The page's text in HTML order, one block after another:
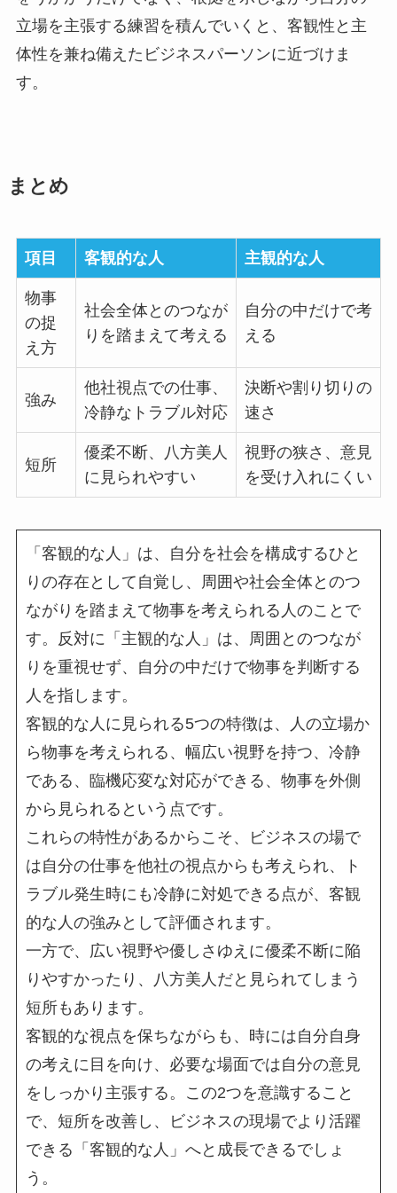
立場を主張する練習を積んでいくと、客観性と主
体性を兼ね備えたビジネスパーソンに近づけま
す。
まとめ
項目 客観的な人 主観的な人
物事
の捉
え方
社会全体とのつなが
りを踏まえて考える
自分の中だけで考
える
強み
他社視点での仕事、
冷静なトラブル対応
決断や割り切りの
速さ
短所
優柔不断、八方美人
に見られやすい
視野の狭さ、意見
を受け入れにくい
「客観的な人」は、自分を社会を構成するひと
りの存在として自覚し、周囲や社会全体とのつ
ながりを踏まえて物事を考えられる人のことで
す。反対に「主観的な人」は、周囲とのつなが
りを重視せず、自分の中だけで物事を判断する
人を指します。
客観的な人に見られる5つの特徴は、人の立場か
ら物事を考えられる、幅広い視野を持つ、冷静
である、臨機応変な対応ができる、物事を外側
から見られるという点です。
これらの特性があるからこそ、ビジネスの場で
は自分の仕事を他社の視点からも考えられ、ト
ラブル発生時にも冷静に対処できる点が、客観
的な人の強みとして評価されます。
一方で、広い視野や優しさゆえに優柔不断に陥
りやすかったり、八方美人だと見られてしまう
短所もあります。
客観的な視点を保ちながらも、時には自分自身
の考えに目を向け、必要な場面では自分の意見
をしっかり主張する。この2つを意識すること
で、短所を改善し、ビジネスの現場でより活躍
できる「客観的な人」へと成長できるでしょ
う。